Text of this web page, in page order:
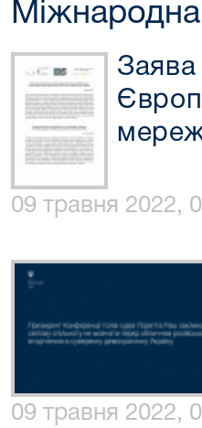
Заява
09 травня 2022,
09 травня 2022,